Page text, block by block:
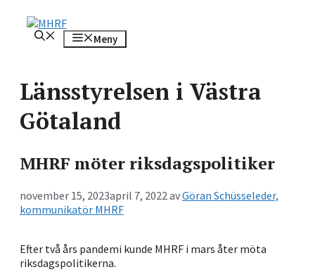
innehåll
Meny
Länsstyrelsen i Västra
Götaland
MHRF möter riksdagspolitiker
november 15, 2023april 7, 2022 avGöran Schüsseleder,
kommunikatör MHRF
Efter två års pandemi kunde MHRF i mars åter möta
riksdagspolitikerna.